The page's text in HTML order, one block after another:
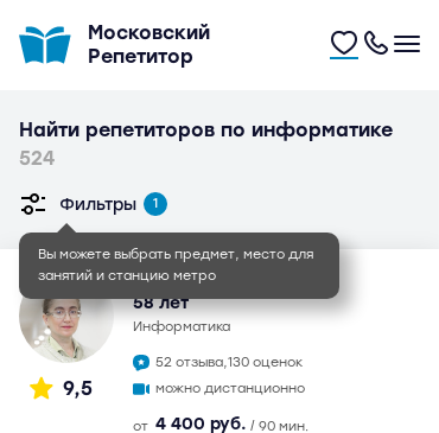
Московский
Репетитор
Найти репетиторов по информатике
524
Вы можете выбрать предмет, место для
занятий и станцию метро
Фильтры 1
9,5
Юлия Марковна
58 лет
информатика
52 отзыва,130 оценок
можно дистанционно
от 4 400 руб. / 90 мин.